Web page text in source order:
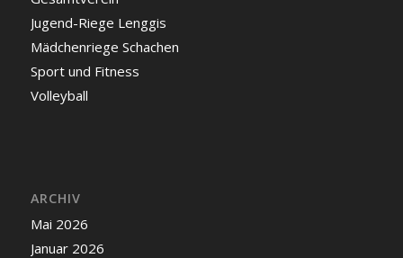
Jugend-Riege Lenggis
Mädchenriege Schachen
Sport und Fitness
Volleyball
ARCHIV
Mai 2026
Januar 2026